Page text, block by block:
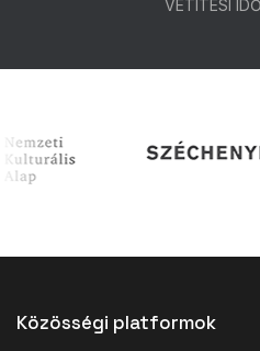
VETÍTÉSI
Közösségi platformok